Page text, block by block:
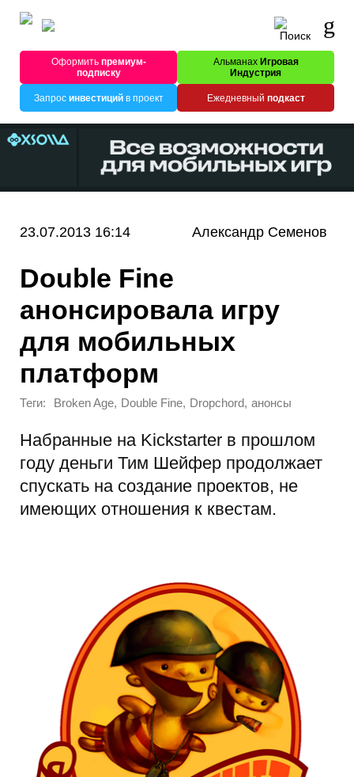
Оформитьпремиум-
подписку
Альманах Игровая
Индустрия
Запрос инвестицийв проект Ежедневный подкаст
23.07.2013 16:14 Александр Семенов
Double Fine
анонсировала игру
для мобильных
платформ
Теги: Broken Age, Double Fine, Dropchord, анонсы
Набранные на Kickstarter в прошлом
году деньги Тим Шейфер продолжает
спускать на создание проектов, не
имеющих отношения к квестам.